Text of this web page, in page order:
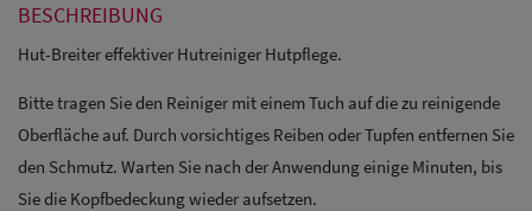
BESCHREIBUNG
Hut-Breiter effektiver Hutreiniger Hutpflege.
Bitte tragen Sie den Reiniger mit einem Tuch auf die zu reinigende
Oberfläche auf. Durch vorsichtiges Reiben oder Tupfen entfernen Sie
den Schmutz. Warten Sie nach der Anwendung einige Minuten, bis
Sie die Kopfbedeckung wieder aufsetzen.